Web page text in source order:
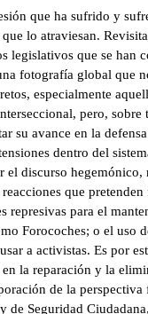
que ha sufrido y
lo atraviesan.
que se han
fotografía global que
especialmente
pero,
su avance en la
dentro del
discurso hegemónico,
que
represivas para el
Forocoches; o el uso
a activistas. Es por
la reparación y la
de la
de Seguridad